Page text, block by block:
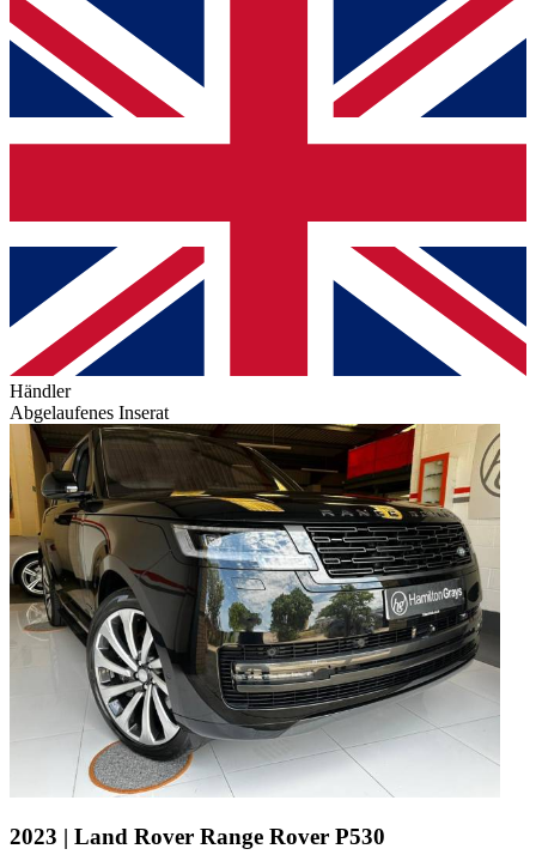
Händler
Abgelaufenes Inserat
2023 | Land Rover Range Rover P530